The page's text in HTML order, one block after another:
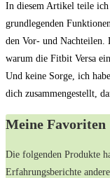
In diesem Artikel teile
grundlegenden
den Vor- und Nachteilen.
warum die Fitbit Versa⁣
Und‌ keine Sorge, ich
dich zusammengestellt,
Meine Favoriten
Die folgenden Produkte
Erfahrungsberichte